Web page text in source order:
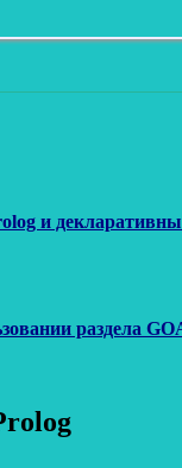
и
раздела